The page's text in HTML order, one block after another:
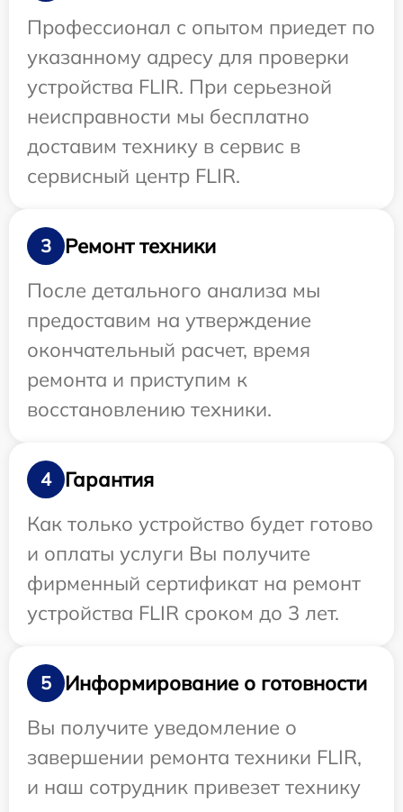
Профессионал с опытом приедет по
указанному адресу для проверки
устройства FLIR. При серьезной
неисправности мы бесплатно
доставим технику в сервис в
сервисный центр FLIR.
3
Ремонт техники
После детального анализа мы
предоставим на утверждение
окончательный расчет, время
ремонта и приступим к
восстановлению техники.
4
Гарантия
Как только устройство будет готово
и оплаты услуги Вы получите
фирменный сертификат на ремонт
устройства FLIR сроком до 3 лет.
5
Информирование о готовности
Вы получите уведомление о
завершении ремонта техники FLIR,
и наш сотрудник привезет технику